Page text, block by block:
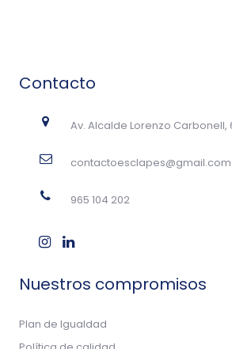
Contacto
Av. Alcalde Lorenzo Carbonell,
contactoesclapes@gmail.com
965 104 202
Nuestros compromisos
Plan de Igualdad